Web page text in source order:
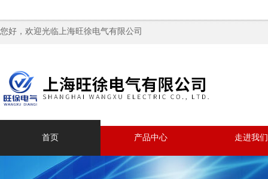
您好，欢迎光临上海旺徐电气有限公司
首页 产品中心 走进我们